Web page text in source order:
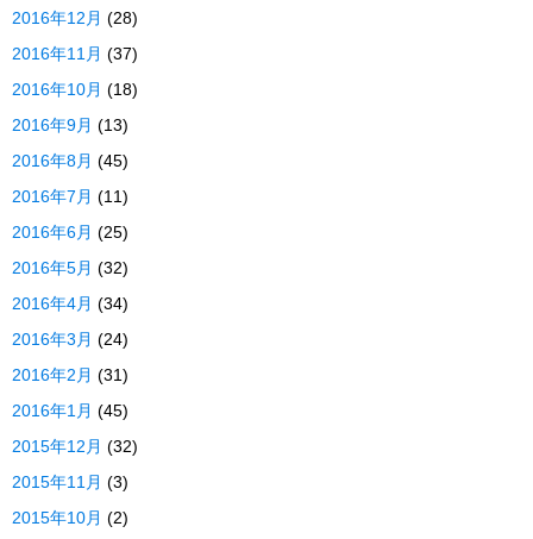
2016年12月 (28)
2016年11月 (37)
2016年10月 (18)
2016年9月 (13)
2016年8月 (45)
2016年7月 (11)
2016年6月 (25)
2016年5月 (32)
2016年4月 (34)
2016年3月 (24)
2016年2月 (31)
2016年1月 (45)
2015年12月 (32)
2015年11月 (3)
2015年10月 (2)